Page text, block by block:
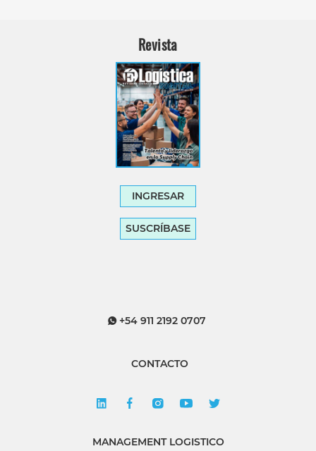
Revista
INGRESAR
SUSCRÍBASE
+54 911 2192 0707
CONTACTO
MANAGEMENT LOGISTICO